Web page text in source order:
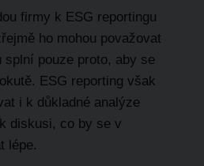
firmy k ESG reportingu
ho mohou považovat
splní pouze proto, aby se
ESG reporting však
i k důkladné analýze
diskusi, co by se v
lépe.